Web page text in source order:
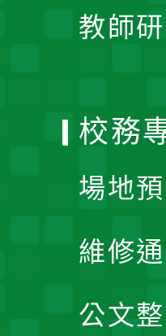
教師
校務
場地
維修
公文